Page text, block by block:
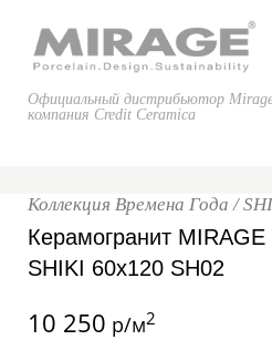
Официальный дистрибьютор
компания Credit Ceramica
Коллекция Времена Года /
Керамогранит
SHIKI 60x120 SH02
10 250 р/м2